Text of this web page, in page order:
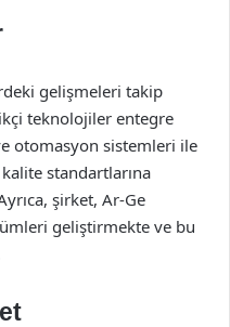
gelişmeleri takip
teknolojiler entegre
otomasyon sistemleri ile
standartlarına
şirket, Ar-Ge
geliştirmekte ve bu